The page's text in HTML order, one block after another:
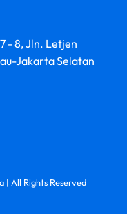
- 8, Jln. Letjen
Jakarta Selatan
| All Rights Reserved